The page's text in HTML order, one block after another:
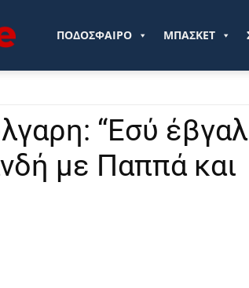
Sportlive.grΠΟΔΟΣΦΑΙΡΟ ΜΠΑΣΚΕΤ
“Εσύ
με Παππά και